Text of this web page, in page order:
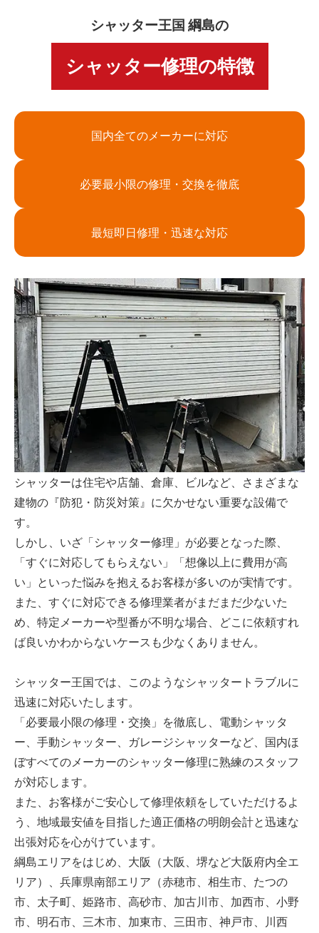
シャッター王国 綱島の
シャッター修理の特徴
国内全てのメーカーに対応
必要最小限の修理・交換を徹底
最短即日修理・迅速な対応
シャッターは住宅や店舗、倉庫、ビルなど、さまざまな
建物の『防犯・防災対策』に欠かせない重要な設備で
す。
しかし、いざ「シャッター修理」が必要となった際、
「すぐに対応してもらえない」「想像以上に費用が高
い」といった悩みを抱えるお客様が多いのが実情です。
また、すぐに対応できる修理業者がまだまだ少ないた
め、特定メーカーや型番が不明な場合、どこに依頼すれ
ば良いかわからないケースも少なくありません。
シャッター王国では、このようなシャッタートラブルに
迅速に対応いたします。
「必要最小限の修理・交換」を徹底し、電動シャッタ
ー、手動シャッター、ガレージシャッターなど、国内ほ
ぼすべてのメーカーのシャッター修理に熟練のスタッフ
が対応します。
また、お客様がご安心して修理依頼をしていただけるよ
う、地域最安値を目指した適正価格の明朗会計と迅速な
出張対応を心がけています。
綱島エリアをはじめ、大阪（大阪、堺など大阪府内全エ
リア）、兵庫県南部エリア（赤穂市、相生市、たつの
市、太子町、姫路市、高砂市、加古川市、加西市、小野
市、明石市、三木市、加東市、三田市、神戸市、川西